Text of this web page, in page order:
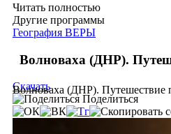
Читать полностью
Другие программы
География ВЕРЫ
Волноваха (ДНР).
Волноваха (ДНР). Путешествие
Скачать
Поделиться